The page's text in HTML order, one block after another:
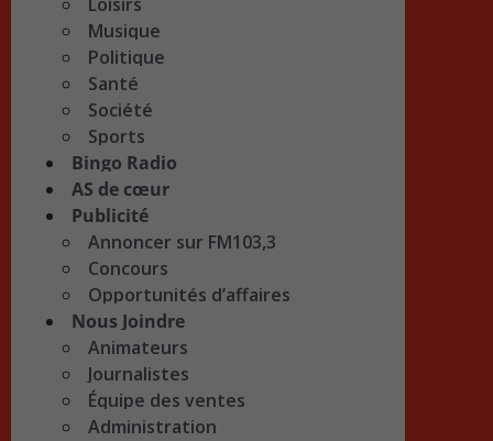
Musique
Politique
Santé
Société
Sports
Bingo Radio
AS de cœur
Publicité
Annoncer sur FM103,3
Concours
Opportunités d’affaires
Nous Joindre
Animateurs
Journalistes
Équipe des ventes
Administration